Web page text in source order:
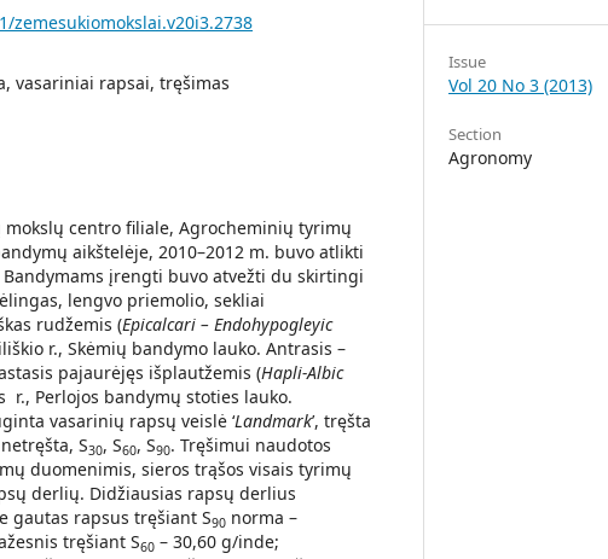
zemesukiomokslai.v20i3.2738
vasariniai rapsai, tręšimas
centro filiale, Agrocheminių tyrimų
aikštelėje, 2010–2012 m. buvo atlikti
įrengti buvo atvežti du skirtingi
lengvo priemolio, sekliai
rudžemis (Epicalcari – Endohypogleyic
r., Skėmių bandymo lauko. Antrasis –
pajaurėjęs išplautžemis (Hapli-Albic
r., Perlojos bandymų stoties lauko.
vasarinių rapsų veislė ‘Landmark’, tręšta
S30, S60, S90. Tręšimui naudotos
duomenimis, sieros trąšos visais tyrimų
derlių. Didžiausias rapsų derlius
gautas rapsus tręšiant S90 norma –
tręšiant S60 – 30,60 g/inde;
Issue
Vol 20 No 3 (2013)
Section
Agronomy